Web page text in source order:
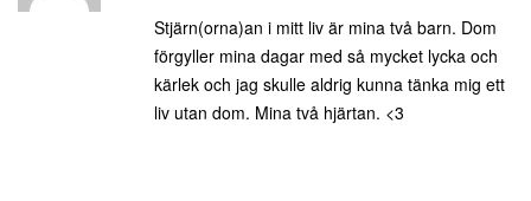
Stjärn(orna)an i mitt liv är mina två barn. Dom
förgyller mina dagar med så mycket lycka och
kärlek och jag skulle aldrig kunna tänka mig ett
liv utan dom. Mina två hjärtan. <3